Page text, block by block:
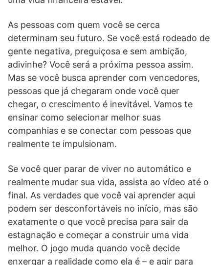
As pessoas com quem você se cerca
determinam seu futuro. Se você está rodeado de
gente negativa, preguiçosa e sem ambição,
adivinhe? Você será a próxima pessoa assim.
Mas se você busca aprender com vencedores,
pessoas que já chegaram onde você quer
chegar, o crescimento é inevitável. Vamos te
ensinar como selecionar melhor suas
companhias e se conectar com pessoas que
realmente te impulsionam.
Se você quer parar de viver no automático e
realmente mudar sua vida, assista ao vídeo até o
final. As verdades que você vai aprender aqui
podem ser desconfortáveis no início, mas são
exatamente o que você precisa para sair da
estagnação e começar a construir uma vida
melhor. O jogo muda quando você decide
enxergar a realidade como ela é – e agir para